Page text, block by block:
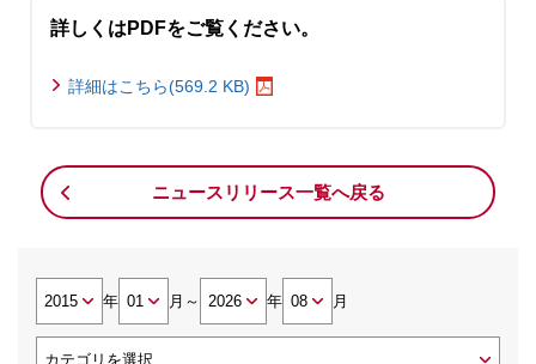
詳しくはPDFをご覧ください。
詳細はこちら(569.2 KB)
ニュースリリース一覧へ戻る
年 月 ～ 年 月